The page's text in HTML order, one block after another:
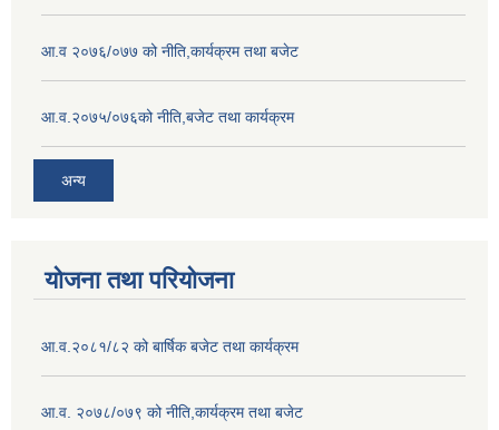
आ.व २०७६/०७७ को नीति,कार्यक्रम तथा बजेट
आ.व.२०७५/०७६को नीति,बजेट तथा कार्यक्रम
अन्य
योजना तथा परियोजना
आ.व.२०८१/८२ को बार्षिक बजेट तथा कार्यक्रम
आ.व. २०७८/०७९ को नीति,कार्यक्रम तथा बजेट